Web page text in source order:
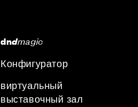
dndmagic
Конфигуратор
виртуальный
выставочный зал